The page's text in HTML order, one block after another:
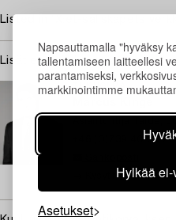
Napsauttamalla "hyväksy
tallentamiseen laitteellesi
parantamiseksi,
markkinointimme
Hylkää
Asetukset
Listed in "X:et-sällskapets
Lisätietoja ja kuntoraportit
TUKHOLMA
+46 (0)739 40 08 27
→ Kysyttyjä esineitä